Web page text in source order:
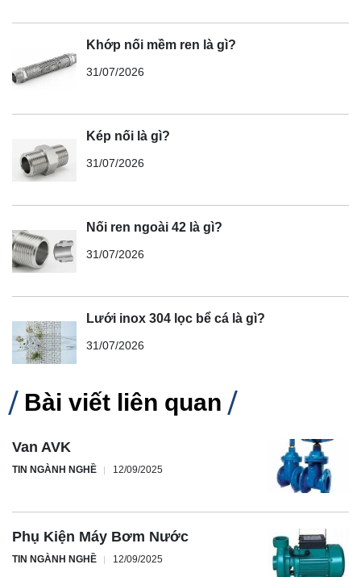
Khớp nối mềm ren là gì?
31/07/2026
Kép nối là gì?
31/07/2026
Nối ren ngoài 42 là gì?
31/07/2026
Lưới inox 304 lọc bể cá là gì?
31/07/2026
Bài viết liên quan
Van AVK
TIN NGÀNH NGHỀ 12/09/2025
Phụ Kiện Máy Bơm Nước
TIN NGÀNH NGHỀ 12/09/2025